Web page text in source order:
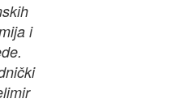
i